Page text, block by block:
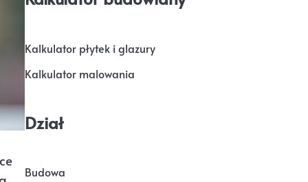
Kalkulator płytek i glazury
Kalkulator malowania
Dział
Budowa